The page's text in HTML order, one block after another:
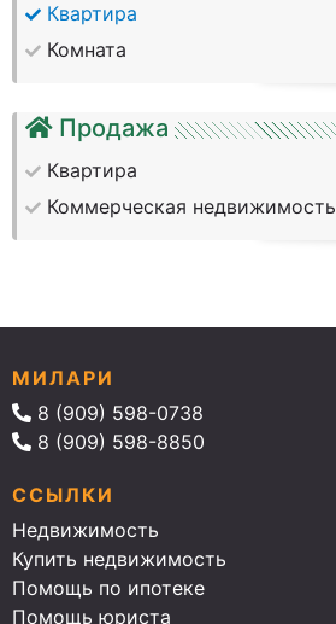
Квартира
Комната
Продажа
Квартира
Коммерческая недвижимость
МИЛАРИ
8 (909) 598-0738
8 (909) 598-8850
ССЫЛКИ
Недвижимость
Купить недвижимость
Помощь по ипотеке
Помощь юриста